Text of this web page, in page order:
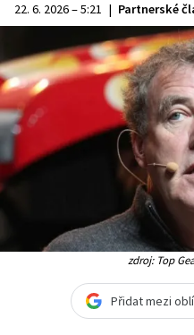
22. 6. 2026 – 5:21 | Partnerské
zdroj: Top
Přidat mezi